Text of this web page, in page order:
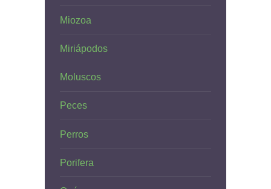
Miozoa
Miriápodos
Moluscos
Peces
Perros
Porifera